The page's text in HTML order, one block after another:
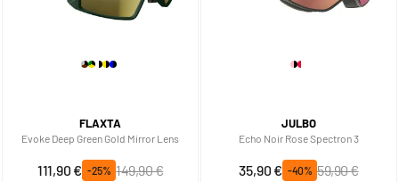
FLAXTA
Evoke Deep Green Gold Mirror Lens
Prix spécial
111,90 € -25%
Prix normal
149,90 €
JULBO
Echo Noir Rose Spectron 3
Prix spécial
35,90 € -40%
Prix normal
59,90 €